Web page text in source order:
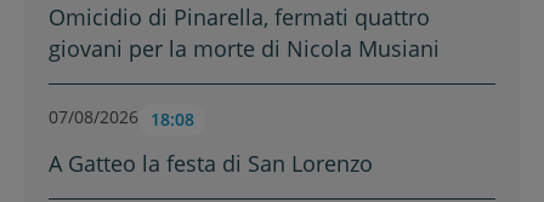
Omicidio di Pinarella, fermati quattro
giovani per la morte di Nicola Musiani
07/08/2026 18:08
A Gatteo la festa di San Lorenzo